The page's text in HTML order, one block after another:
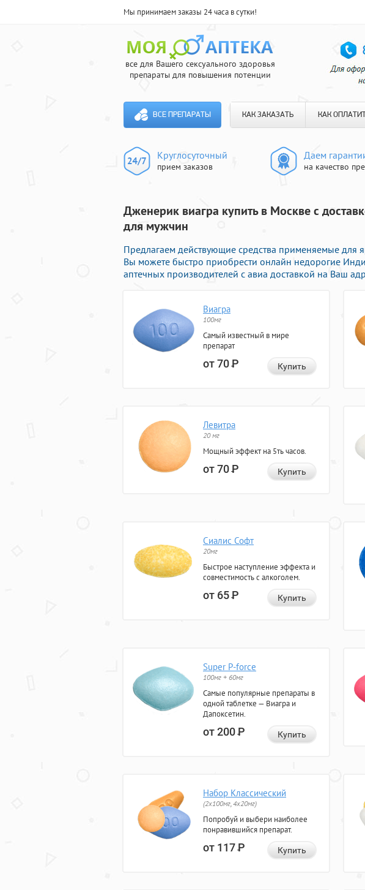
Мы принимаем заказы 24 часа в сутки!
все для Вашего сексуального здоровья
препараты для повышения потенции
ВСЕ ПРЕПАРАТЫ КАК ЗАКАЗАТЬ КАК
Круглосуточный
прием заказов
Даем
на качество
Дженерик виагра купить в Москве с
для мужчин
Предлагаем действующие средства применяемые для
Вы можете быстро приобрести онлайн недорогие
аптечных производителей с авиа доставкой на Ваш
Виагра
100мг
Самый известный в мире
препарат
от 70Р Купить
Левитра
20 мг
Мощный эффект на 5ть часов.
от 70Р Купить
Сиалис Софт
20мг
Быстрое наступление эффекта и
совместимость с алкоголем.
от 65Р Купить
Super P-force
100мг + 60мг
Самые популярные препараты в
одной таблетке — Виагра и
Дапоксетин.
от 200Р Купить
Набор Классический
(2x100мг, 4x20мг)
Попробуй и выбери наиболее
понравившийся препарат.
от 117Р Купить